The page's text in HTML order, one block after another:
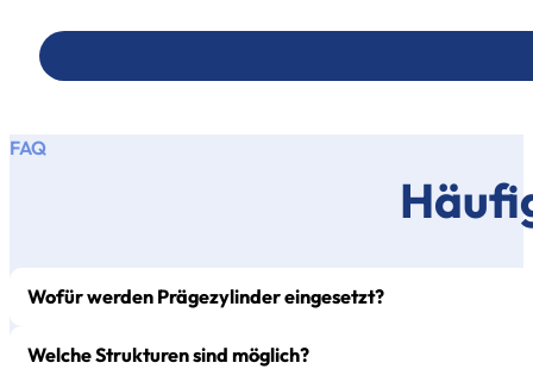
FAQ
Wofür werden Prägezylinder eingesetzt?
Welche Strukturen sind möglich?